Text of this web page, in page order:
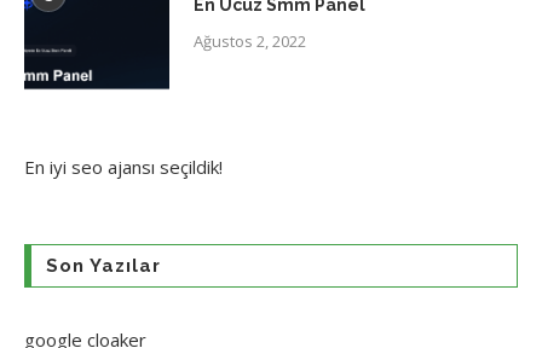
En Ucuz Smm Panel
Ağustos 2, 2022
En iyi seo ajansı seçildik!
Son Yazılar
google cloaker